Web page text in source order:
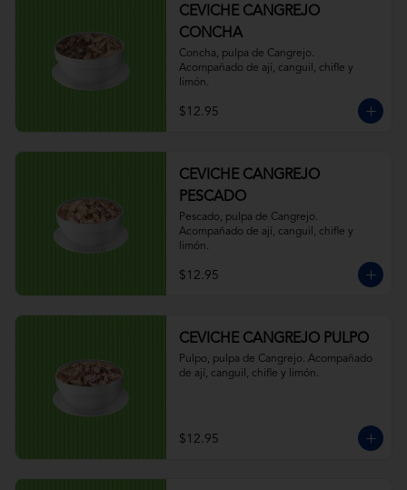
CEVICHE CANGREJO
CONCHA
Concha, pulpa de Cangrejo.
Acompañado de ají, canguil, chifle y
limón.
$12.95
CEVICHE CANGREJO
PESCADO
Pescado, pulpa de Cangrejo.
Acompañado de ají, canguil, chifle y
limón.
$12.95
CEVICHE CANGREJO PULPO
Pulpo, pulpa de Cangrejo. Acompañado
de ají, canguil, chifle y limón.
$12.95